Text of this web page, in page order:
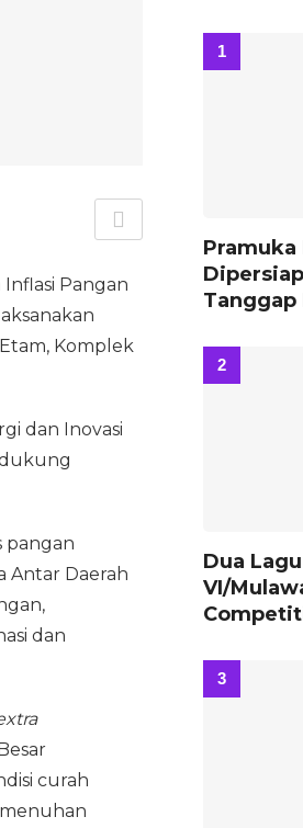
Pangan
Komplek
dan Inovasi
Antar Daerah
dan
curah
Pramuka
Tanggap
Dua
VI/